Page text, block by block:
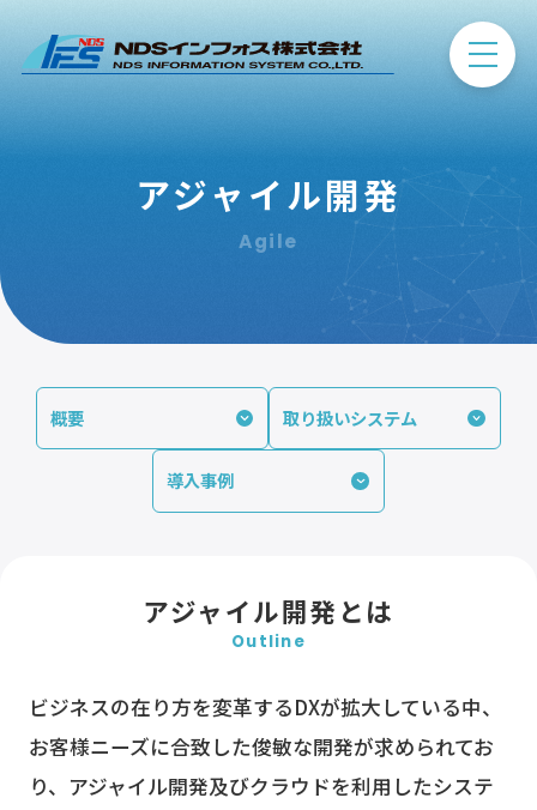
アジャイル開発
Agile
概要 取り扱いシステム
導入事例
アジャイル開発とは
Outline
ビジネスの在り方を変革するDXが拡大している中、
お客様ニーズに合致した俊敏な開発が求められてお
り、アジャイル開発及びクラウドを利用したシステ